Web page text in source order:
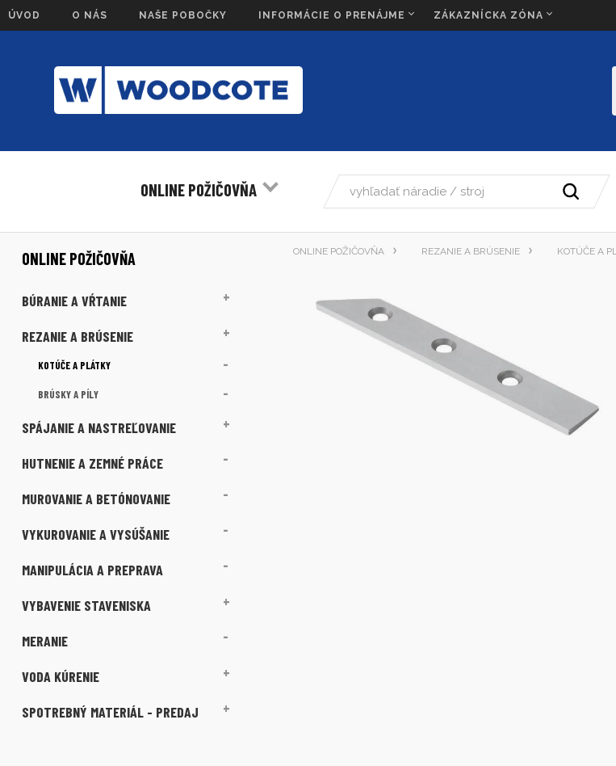
ÚVOD O NÁS NAŠE POBOČKY INFORMÁCIE O PRENÁJME ZÁKAZNÍCKA ZÓNA
ONLINE POŽIČOVŇA
ONLINE POŽIČOVŇA
BÚRANIE A VŔTANIE
REZANIE A BRÚSENIE
KOTÚČE A PLÁTKY
BRÚSKY A PÍLY
SPÁJANIE A NASTREĽOVANIE
HUTNENIE A ZEMNÉ PRÁCE
MUROVANIE A BETÓNOVANIE
VYKUROVANIE A VYSÚŠANIE
MANIPULÁCIA A PREPRAVA
VYBAVENIE STAVENISKA
MERANIE
VODA KÚRENIE
SPOTREBNÝ MATERIÁL - PREDAJ
ONLINE POŽIČOVŇA REZANIE A BRÚSENIE KOTÚČE A